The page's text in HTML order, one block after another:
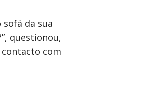
da sua
questionou,
com